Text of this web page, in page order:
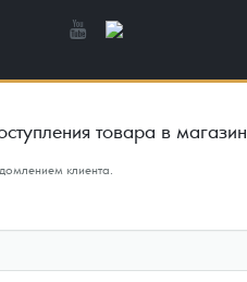
товара в магазин
клиента.